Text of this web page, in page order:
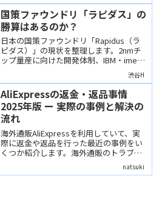
国策ファウンドリ「ラピダス」の
勝算はあるのか？
日本の国策ファウンドリ「Rapidus（ラ
ピダス）」の現状を整理します。2nmチ
ップ量産に向けた開発体制、IBM・imec
との連携、政府支援や出資企業の狙いを
解説し、執筆者である渋谷Hさんの見解
も入れています。
渋谷H
AliExpressの返金・返品事情
2025年版 ー 実際の事例と解決の
流れ
海外通販AliExpressを利用していて、実
際に返金や返品を行った最近の事例をい
くつか紹介します。海外通販のトラブル
というのは、実際にどういうことが起こ
り得て、どのような対応がなされるのか
natsuki